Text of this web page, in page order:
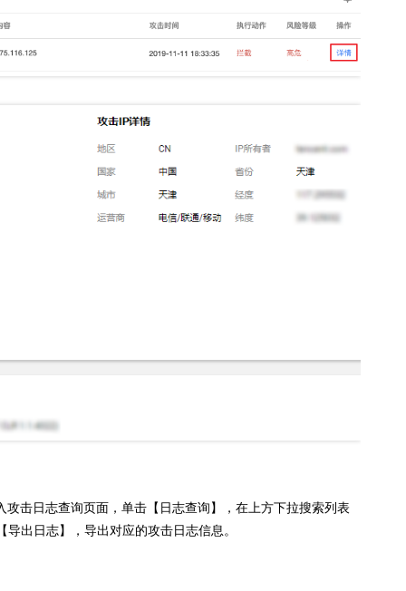
击日志查询页面，单击【日志查询】，在上方下拉搜索列表
出日志】，导出对应的攻击日志信息。